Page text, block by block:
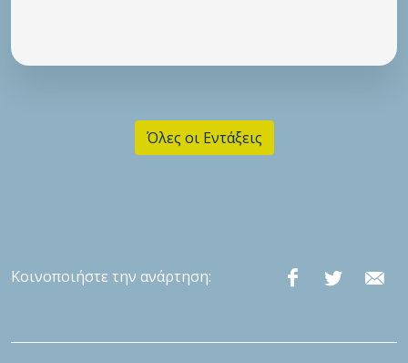
Όλες οι Εντάξεις
Κοινοποιήστε την ανάρτηση: